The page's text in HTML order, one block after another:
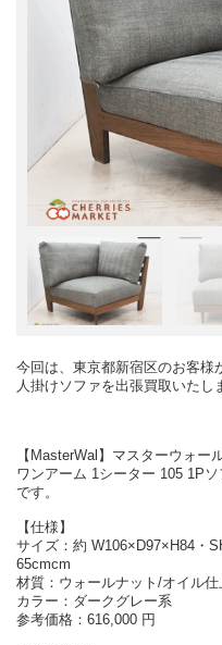
今回は、東京都新宿区のお客様
人掛けソファを出張買取いたし
【MasterWal】マスターウォ
ワンアーム 1シーター 105 1P
です。
【仕様】
サイズ：約 W106×D97×H84・
65cmcm
材質：ウォールナット/オイル仕
カラー：ダークグレー系
参考価格：616,000 円